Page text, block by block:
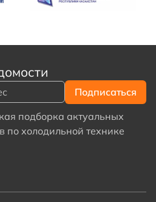
подборка актуальных
по холодильной технике